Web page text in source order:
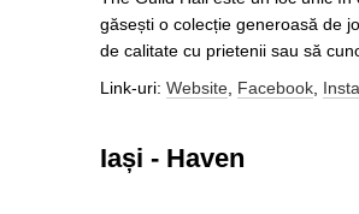
găsești o colecție generoasă de
de calitate cu prietenii sau să
Link-uri: Website Facebook
Iași - Haven